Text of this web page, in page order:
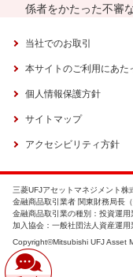
係者をかたった不審
当社でのお取引
本サイトのご利用にあた
個人情報保護方針
サイトマップ
アクセシビリティ方針
三菱UFJアセットマネジメント株
金融商品取引業者 関東財務局長
金融商品取引業の種別：投資運
加入協会：一般社団法人資産運用
Copyright©Mitsubishi UFJ Asset